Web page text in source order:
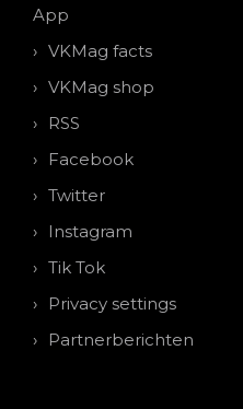
App
VKMag facts
VKMag shop
RSS
Facebook
Twitter
Instagram
Tik Tok
Privacy settings
Partnerberichten